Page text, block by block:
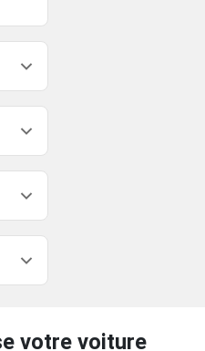
votre voiture